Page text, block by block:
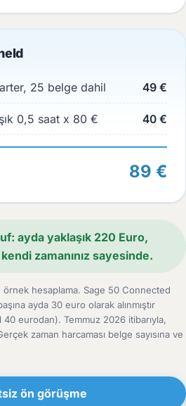
25 belge dahil 49 €
0,5 saat x 80 € 40 €
89 €
ayda yaklaşık 220 Euro,
zamanınız sayesinde.
örnek hesaplama. Sage 50 Connected
ayda 30 euro olarak alınmıştır
eurodan). Temmuz 2026 itibarıyla,
zaman harcaması belge sayısına ve
ön görüşme